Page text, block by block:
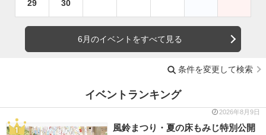
29 30
6月のイベントをすべて見る
条件を変更して検索
イベントランキング
2026年8月9日
風鈴まつり・夏の床もみじ特別公開